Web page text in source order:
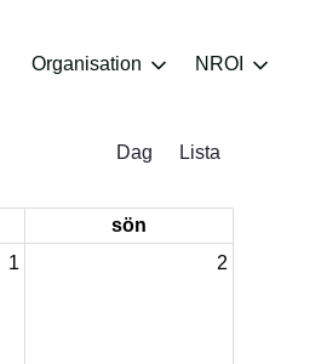
Organisation NROI
Dag Lista
sön
1 2